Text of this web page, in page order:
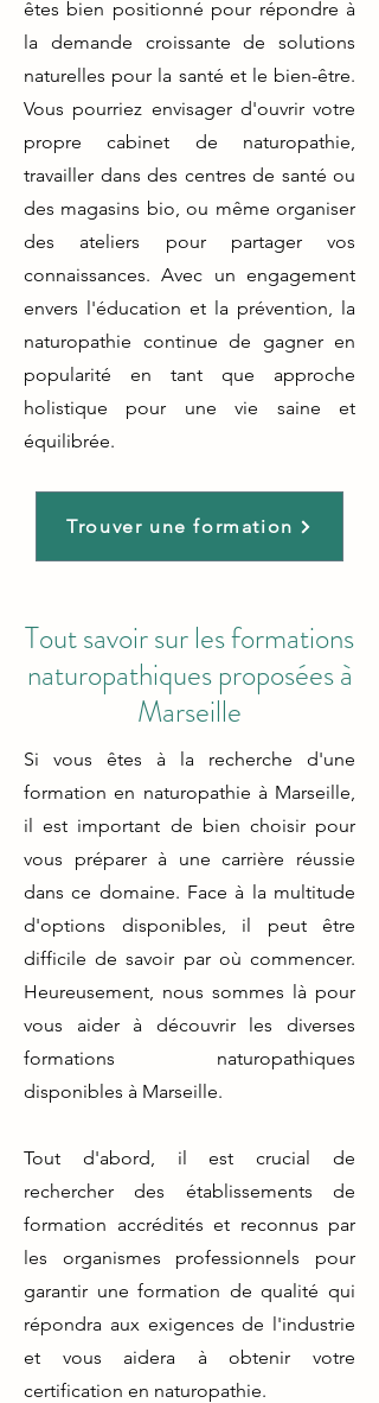
êtes bien positionné pour répondre à
la demande croissante de solutions
naturelles pour la santé et le bien-être.
Vous pourriez envisager d'ouvrir votre
propre cabinet de naturopathie,
travailler dans des centres de santé ou
des magasins bio, ou même organiser
des ateliers pour partager vos
connaissances. Avec un engagement
envers l'éducation et la prévention, la
naturopathie continue de gagner en
popularité en tant que approche
holistique pour une vie saine et
équilibrée.
Trouver une formation
Tout savoir sur les formations
naturopathiques proposées à
Marseille
Si vous êtes à la recherche d'une
formation en naturopathie à Marseille,
il est important de bien choisir pour
vous préparer à une carrière réussie
dans ce domaine. Face à la multitude
d'options disponibles, il peut être
difficile de savoir par où commencer.
Heureusement, nous sommes là pour
vous aider à découvrir les diverses
formations naturopathiques
disponibles à Marseille.
Tout d'abord, il est crucial de
rechercher des établissements de
formation accrédités et reconnus par
les organismes professionnels pour
garantir une formation de qualité qui
répondra aux exigences de l'industrie
et vous aidera à obtenir votre
certification en naturopathie.